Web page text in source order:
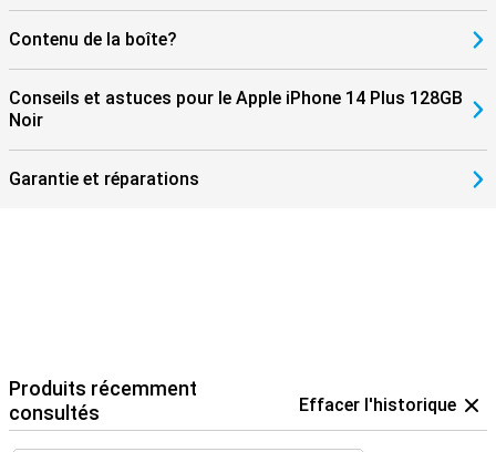
Contenu de la boîte?
Conseils et astuces pour le Apple iPhone 14 Plus 128GB
Noir
Garantie et réparations
Produits récemment
consultés
Effacer l'historique